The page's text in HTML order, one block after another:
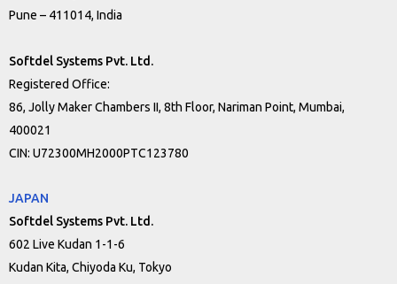
Pune – 411014, India
Softdel Systems Pvt. Ltd.
Registered Office:
86, Jolly Maker Chambers II, 8th Floor, Nariman Point, Mumbai,
400021
CIN: U72300MH2000PTC123780
JAPAN
Softdel Systems Pvt. Ltd.
602 Live Kudan 1-1-6
Kudan Kita, Chiyoda Ku, Tokyo